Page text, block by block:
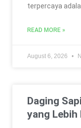
terpercaya
READ MORE »
August 6, 2026
Daging
yang Lebih